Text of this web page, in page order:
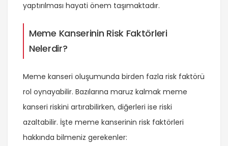
yaptırılması hayati önem taşımaktadır.
Meme Kanserinin Risk Faktörleri
Nelerdir?
Meme kanseri oluşumunda birden fazla risk faktörü
rol oynayabilir. Bazılarına maruz kalmak meme
kanseri riskini artırabilirken, diğerleri ise riski
azaltabilir. İşte meme kanserinin risk faktörleri
hakkında bilmeniz gerekenler: